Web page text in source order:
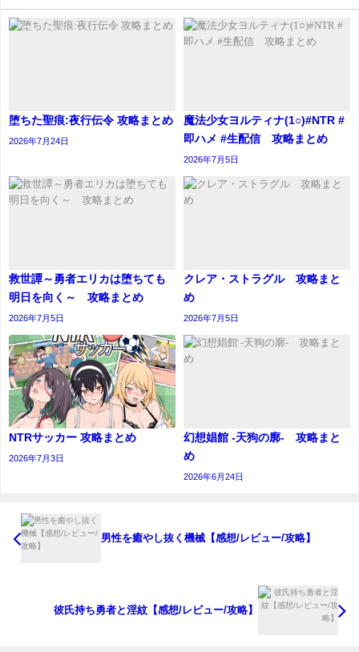
堕ちた聖痕:夜行伝令 攻略まとめ
2026年7月24日
魔法少女ヨルティナ(1○)#NTR #
即ハメ #生配信 攻略まとめ
2026年7月5日
救世譚～勇者エリカは堕ちても
明日を向く～ 攻略まとめ
2026年7月5日
クレア・ストラグル 攻略まと
め
2026年7月5日
NTRサッカー 攻略まとめ
2026年7月3日
幻想娼館 -天狗の廓- 攻略まと
め
2026年6月24日
男性を癒やし抜く機械【感想/レビュー/攻略】
彼氏持ち勇者と淫紋【感想/レビュー/攻略】